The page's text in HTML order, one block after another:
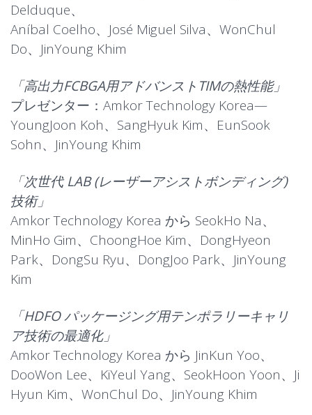
Delduque、
Aníbal Coelho、José Miguel Silva、WonChul
Do、JinYoung Khim
「高出力FCBGA用アドバンストTIMの熱性能」
プレゼンター：Amkor Technology Korea—
YoungJoon Koh、SangHyuk Kim、EunSook
Sohn、JinYoung Khim
「次世代 LAB (レーザーアシストボンディング)
技術」
Amkor Technology Korea から SeokHo Na、
MinHo Gim、ChoongHoe Kim、DongHyeon
Park、DongSu Ryu、DongJoo Park、JinYoung
Kim
「HDFO パッケージング用テンポラリーキャリ
ア技術の最適化」
Amkor Technology Korea から JinKun Yoo、
DooWon Lee、KiYeul Yang、SeokHoon Yoon、Ji
Hyun Kim、WonChul Do、JinYoung Khim